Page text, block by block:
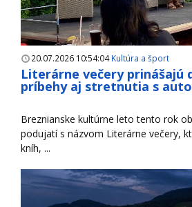
20.07.2026 10:54:04Kultúra a šport
Literárne večery prinášajú
príbehy aj stretnutia s
Breznianske kultúrne leto tento rok
podujatí s názvom Literárne večery,
kníh, ...